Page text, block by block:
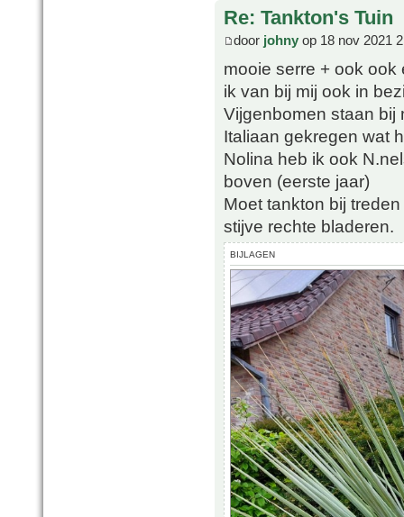
Re: Tankton's Tuin
door johny op 18 nov 2021
mooie serre + ook
ik van bij mij ook in
Vijgenbomen staan bij
Italiaan gekregen wat
Nolina heb ik ook
boven (eerste jaar)
Moet tankton bij
stijve rechte bladeren.
BIJLAGEN